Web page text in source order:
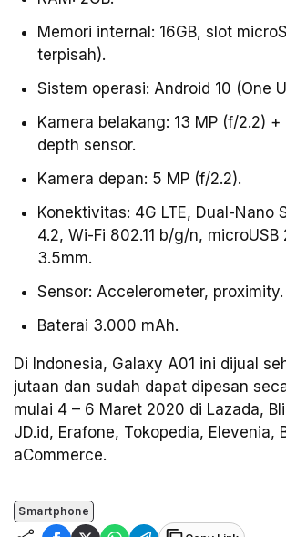
Memori internal: 16GB, slot
terpisah).
Sistem operasi: Android 10 (One
Kamera belakang: 13 MP (f/2.2) +
depth sensor.
Kamera depan: 5 MP (f/2.2).
Konektivitas: 4G LTE, Dual-Nano
4.2, Wi-Fi 802.11 b/g/n,
3.5mm.
Sensor: Accelerometer, proximity.
Baterai 3.000 mAh.
Di Indonesia, Galaxy A01 ini dijual
jutaan dan sudah dapat dipesan
mulai 4 – 6 Maret 2020 di Lazada,
JD.id, Erafone, Tokopedia, Elevenia,
aCommerce.
Smartphone